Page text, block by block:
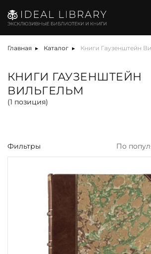
Главная Каталог Книги Гаузенштейн
КНИГИ ГАУЗЕНШТЕЙН
ВИЛЬГЕЛЬМ
(1 позиция)
Цена, ₽
Вид
акция
антикварная книга
арт-объект
библиотека
Показать еще
Фильтры По